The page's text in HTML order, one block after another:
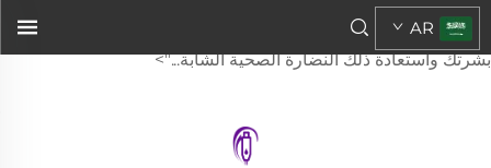
سكارليت إس آر إف
لتحقيق إشراقة تقاوم علامات التقدّم في السنهل ترغب في تجديد
بشرتك واستعادة ذلك النضارة الصحية الشابة...">
AR